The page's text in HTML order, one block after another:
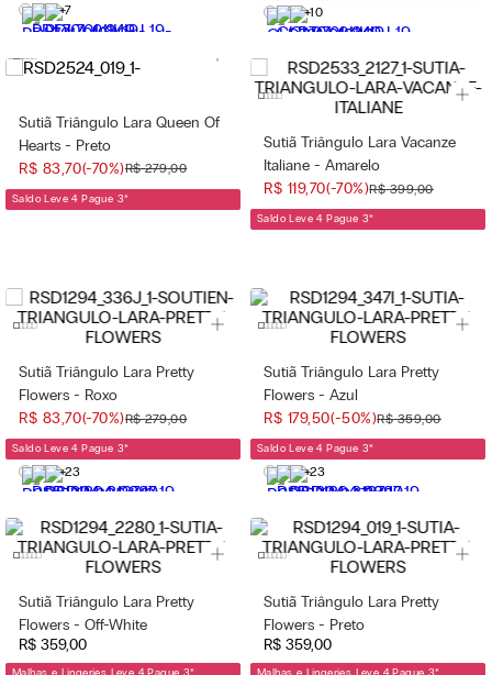
+7 +10
Sutiã Triângulo Lara Queen Of
Hearts - Preto
R$ 83,70(-70%)R$ 279,00
Saldo Leve 4 Pague 3*
Sutiã Triângulo Lara Vacanze
Italiane - Amarelo
R$ 119,70(-70%)R$ 399,00
Saldo Leve 4 Pague 3*
Sutiã Triângulo Lara Pretty
Flowers - Roxo
R$ 83,70(-70%)R$ 279,00
Saldo Leve 4 Pague 3*
+23
Sutiã Triângulo Lara Pretty
Flowers - Azul
R$ 179,50(-50%)R$ 359,00
Saldo Leve 4 Pague 3*
+23
Sutiã Triângulo Lara Pretty
Flowers - Off-White
R$ 359,00
Sutiã Triângulo Lara Pretty
Flowers - Preto
R$ 359,00